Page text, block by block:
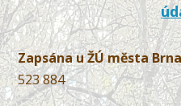
Zapsána u ŽÚ města
523 884